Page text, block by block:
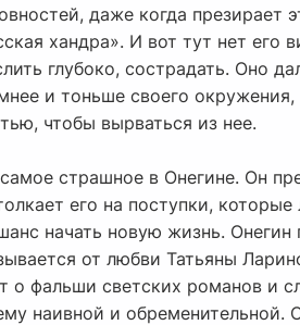
даже когда презирает
хандра». И вот тут нет
глубоко, сострадать. Оно
и тоньше своего
чтобы вырваться из нее.
страшное в Онегине. Он
его на поступки,
начать новую жизнь. Онегин
от любви Татьяны
о фальши светских романов и
наивной и